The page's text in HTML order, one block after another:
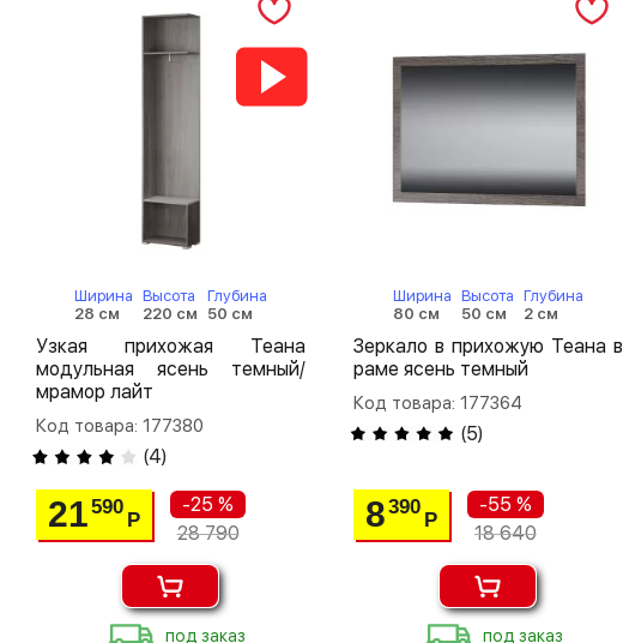
Ширина
28 см
Высота
220 см
Глубина
50 см
Узкая прихожая Теана
модульная ясень темный/
мрамор лайт
Код товара: 177380
(4)
21590
Р
-25 %
28 790
под заказ
Ширина
80 см
Высота
50 см
Глубина
2 см
Зеркало в прихожую Теана в
раме ясень темный
Код товара: 177364
(5)
8390
Р
-55 %
18 640
под заказ